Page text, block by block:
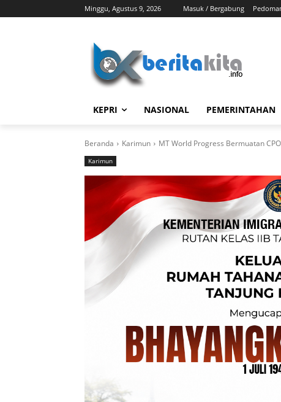
Minggu, Agustus 9, 2026 Masuk / Bergabung
KEPRI NASIONAL PEMERINTAHAN
Beranda Karimun MT World Progress Bermuatan
Karimun